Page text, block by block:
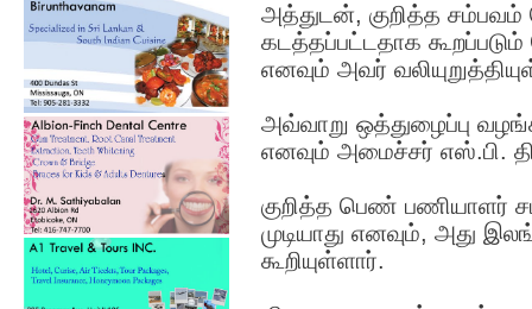
அத்துடன், குறித்த
கடத்தப்பட்டதாக
எனவும் அவர்
அவ்வாறு ஒத்துழைப்பு
எனவும் அமைச்சர் எஸ்.பி.
குறித்த பெண் பணியாளர்
முடியாது எனவும், அது
கூறியுள்ளார்.